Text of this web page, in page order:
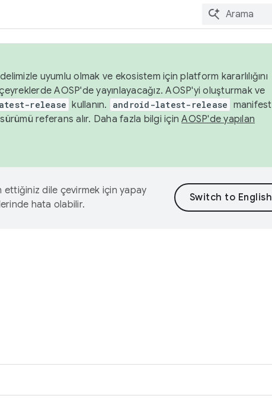
uyumlu olmak ve ekosistem için platform kararlılığını
AOSP'de yayınlayacağız. AOSP'yi oluşturmak ve
release kullanın. android-latest-release manifest
referans alır. Daha fazla bilgi içinAOSP'de yapılan
dile çevirmek için yapay
hata olabilir.